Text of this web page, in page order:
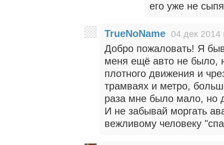
его уже не
TrueNoName 04 дек 2014
Добро пожаловать! Я
меня ещё авто не было,
плотного движения и
трамваях и метро,
раза мне было мало, но
И не забывай моргать
вежливому человеку